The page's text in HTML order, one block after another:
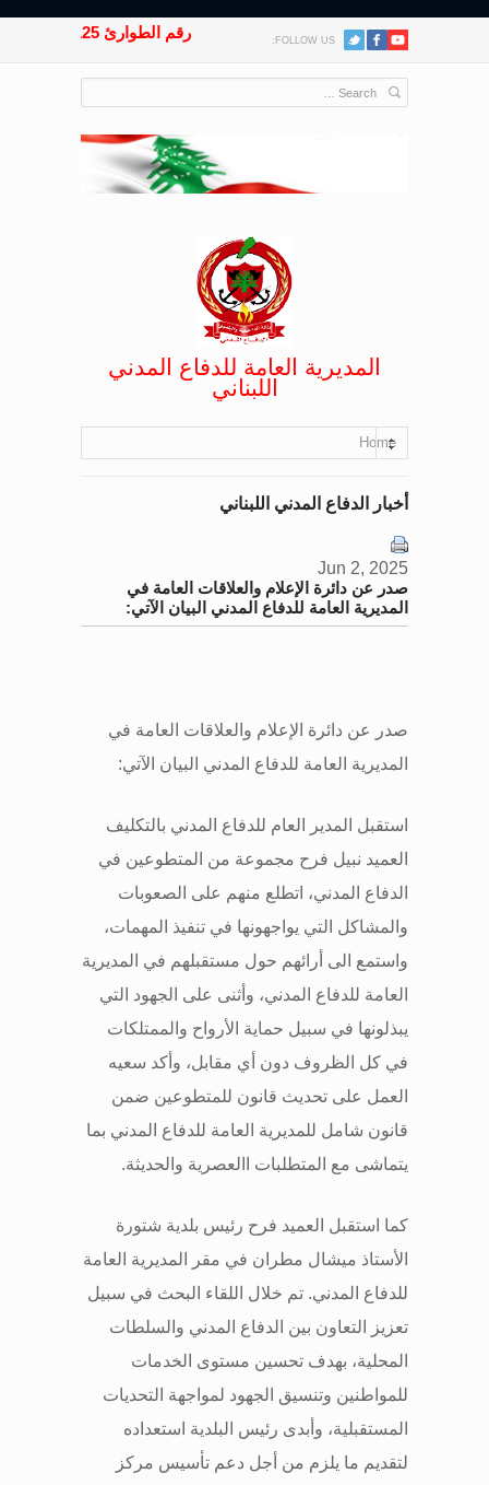
FOLLOW US: رقم الطوارئ 125
المديرية العامة للدفاع المدني
اللبناني
Home
أخبار الدفاع المدني اللبناني
Jun 2, 2025
صدر عن دائرة الإعلام والعلاقات العامة في
المديرية العامة للدفاع المدني البيان الآتي:
صدر عن دائرة الإعلام والعلاقات العامة في
المديرية العامة للدفاع المدني البيان الآتي:
استقبل المدير العام للدفاع المدني بالتكليف
العميد نبيل فرح مجموعة من المتطوعين في
الدفاع المدني، اتطلع منهم على الصعوبات
والمشاكل التي يواجهونها في تنفيذ المهمات،
واستمع الى أرائهم حول مستقبلهم في المديرية
العامة للدفاع المدني، وأثنى على الجهود التي
يبذلونها في سبيل حماية الأرواح والممتلكات
في كل الظروف دون أي مقابل، وأكد سعيه
العمل على تحديث قانون للمتطوعين ضمن
قانون شامل للمديرية العامة للدفاع المدني بما
يتماشى مع المتطلبات االعصرية والحديثة.
كما استقبل العميد فرح رئيس بلدية شتورة
الأستاذ ميشال مطران في مقر المديرية العامة
للدفاع المدني. تم خلال اللقاء البحث في سبيل
تعزيز التعاون بين الدفاع المدني والسلطات
المحلية، بهدف تحسين مستوى الخدمات
للمواطنين وتنسيق الجهود لمواجهة التحديات
المستقبلية، وأبدى رئيس البلدية استعداده
لتقديم ما يلزم من أجل دعم تأسيس مركز